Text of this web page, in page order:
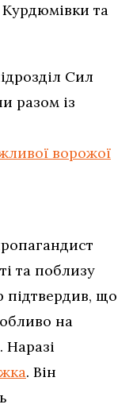
Курдюмівки та
Сил
разом із
ворожої
та поблизу
підтвердив, що
на
Наразі
. Він